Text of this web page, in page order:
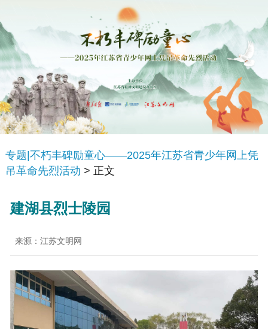
专题|不朽丰碑励童心——2025年江苏省青少年网上凭
吊革命先烈活动 > 正文
建湖县烈士陵园
来源：江苏文明网